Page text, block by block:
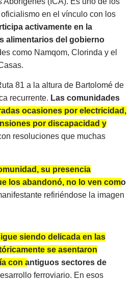
en el vínculo con los
activamente en la
alimentarios del gobierno
como Namqom, Clorinda y el
81 a la altura de Bartolomé de
recurrente. Las comunidades
ocasiones por electricidad,
por discapacidad y
resoluciones que muchas
su presencia
los abandonó, no lo ven como
refiriéndose la imagen
siendo delicada en las
se asentaron
con antiguos sectores de
ferroviario. En esos